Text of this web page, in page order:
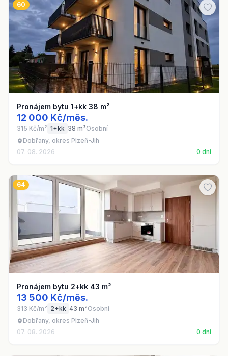
60
Pronájem bytu 1+kk 38 m²
12 000 Kč/měs.
315 Kč/m² 1+kk 38 m²Osobní
Dobřany, okres Plzeň-Jih
07. 08. 2026
0 dní
64
Pronájem bytu 2+kk 43 m²
13 500 Kč/měs.
313 Kč/m² 2+kk 43 m²Osobní
Dobřany, okres Plzeň-Jih
07. 08. 2026
0 dní